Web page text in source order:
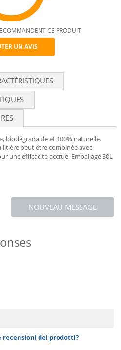
CE PRODUIT
UN AVIS
biodégradable et 100% naturelle.
litière peut être combinée avec
une efficacité accrue. Emballage 30L
NOUVEAU MESSAGE
recensioni dei prodotti?